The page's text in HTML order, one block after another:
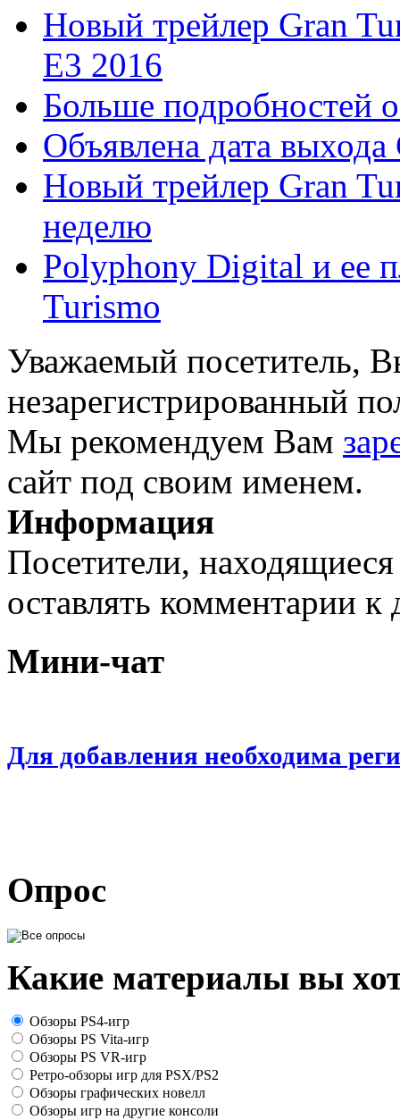
Новый трейлер Gran
E3 2016
Больше подробностей
Объявлена дата
Новый трейлер Gran
неделю
Polyphony Digital и ее
Turismo
Уважаемый посетитель,
незарегистрированный
Мы рекомендуем Вам
сайт под своим именем.
Информация
Посетители,
оставлять комментарии
Мини-чат
Для добавления необходима
Опрос
Какие материалы вы
Обзоры PS4-игр
Обзоры PS Vita-игр
Обзоры PS VR-игр
Ретро-обзоры игр для PSX/PS2
Обзоры графических новелл
Обзоры игр на другие консоли